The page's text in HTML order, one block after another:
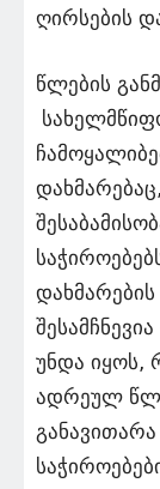
ღირსების
წლების
უნდა იყოს,
ადრეულ